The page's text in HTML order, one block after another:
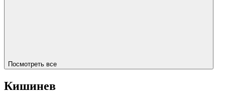
Посмотреть все
Кишинев